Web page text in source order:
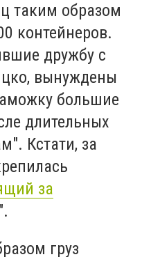
таким образом
контейнеров.
дружбу с
вынуждены
большие
длительных
Кстати, за
за
".
груз